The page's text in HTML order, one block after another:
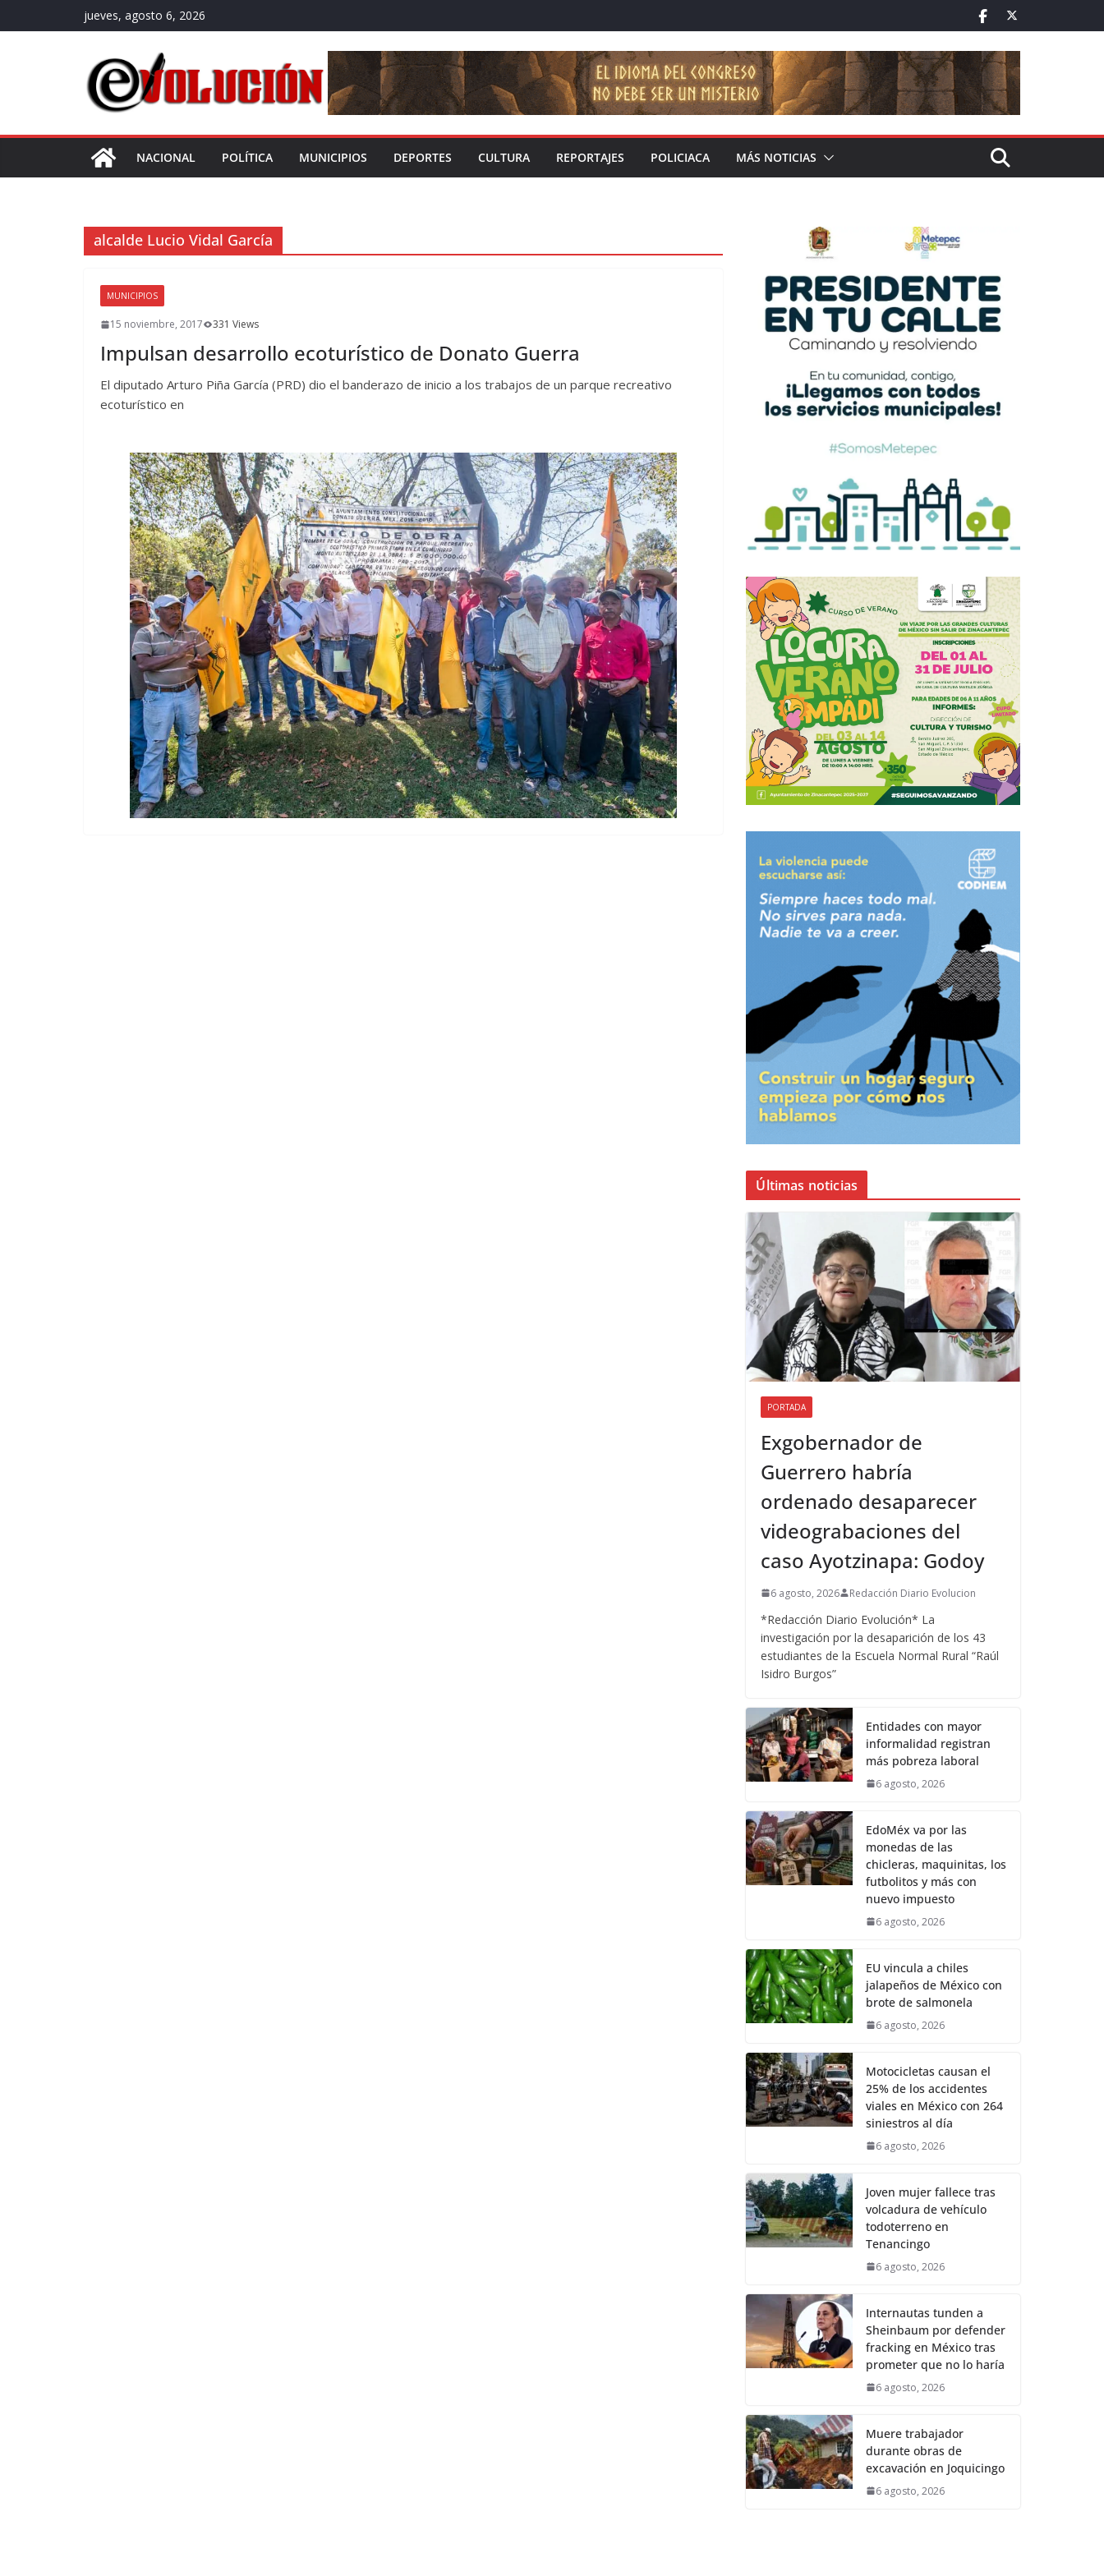
al
jueves, agosto 6, 2026
NACIONAL POLÍTICA MUNICIPIOS DEPORTES CULTURA REPORTAJES POLICIACA MÁS NOTICIAS
alcalde Lucio Vidal García
MUNICIPIOS
15 noviembre, 2017 331 Views
Impulsan desarrollo ecoturístico de Donato Guerra
El diputado Arturo Piña García (PRD) dio el banderazo de inicio a los trabajos de un parque recreativo
ecoturístico en
Últimas noticias
PORTADA
Exgobernador de
Guerrero habría
ordenado desaparecer
videograbaciones del
caso Ayotzinapa: Godoy
6 agosto, 2026 Redacción Diario Evolucion
*Redacción Diario Evolución* La
investigación por la desaparición de los 43
estudiantes de la Escuela Normal Rural “Raúl
Isidro Burgos”
Entidades con mayor
informalidad registran
más pobreza laboral
6 agosto, 2026
EdoMéx va por las
monedas de las
chicleras, maquinitas, los
futbolitos y más con
nuevo impuesto
6 agosto, 2026
EU vincula a chiles
jalapeños de México con
brote de salmonela
6 agosto, 2026
Motocicletas causan el
25% de los accidentes
viales en México con 264
siniestros al día
6 agosto, 2026
Joven mujer fallece tras
volcadura de vehículo
todoterreno en
Tenancingo
6 agosto, 2026
Internautas tunden a
Sheinbaum por defender
fracking en México tras
prometer que no lo haría
6 agosto, 2026
Muere trabajador
durante obras de
excavación en Joquicingo
6 agosto, 2026